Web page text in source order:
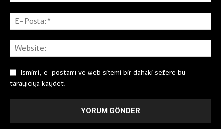
Ismimi, e-postamı ve web sitemi bir dahaki sefere bu
tarayıcıya kaydet.